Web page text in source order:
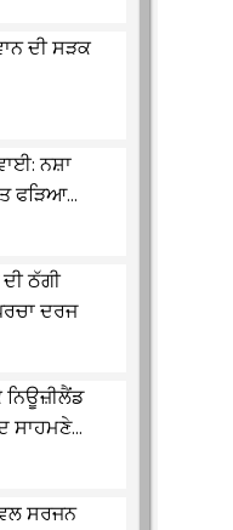
ਦੀ ਸੜਕ
ਨਸ਼ਾ
ਫੜਿਆ...
ਠੱਗੀ
ਦਰਜ
ਸਾਹਮਣੇ...
ਸਰਜਨ